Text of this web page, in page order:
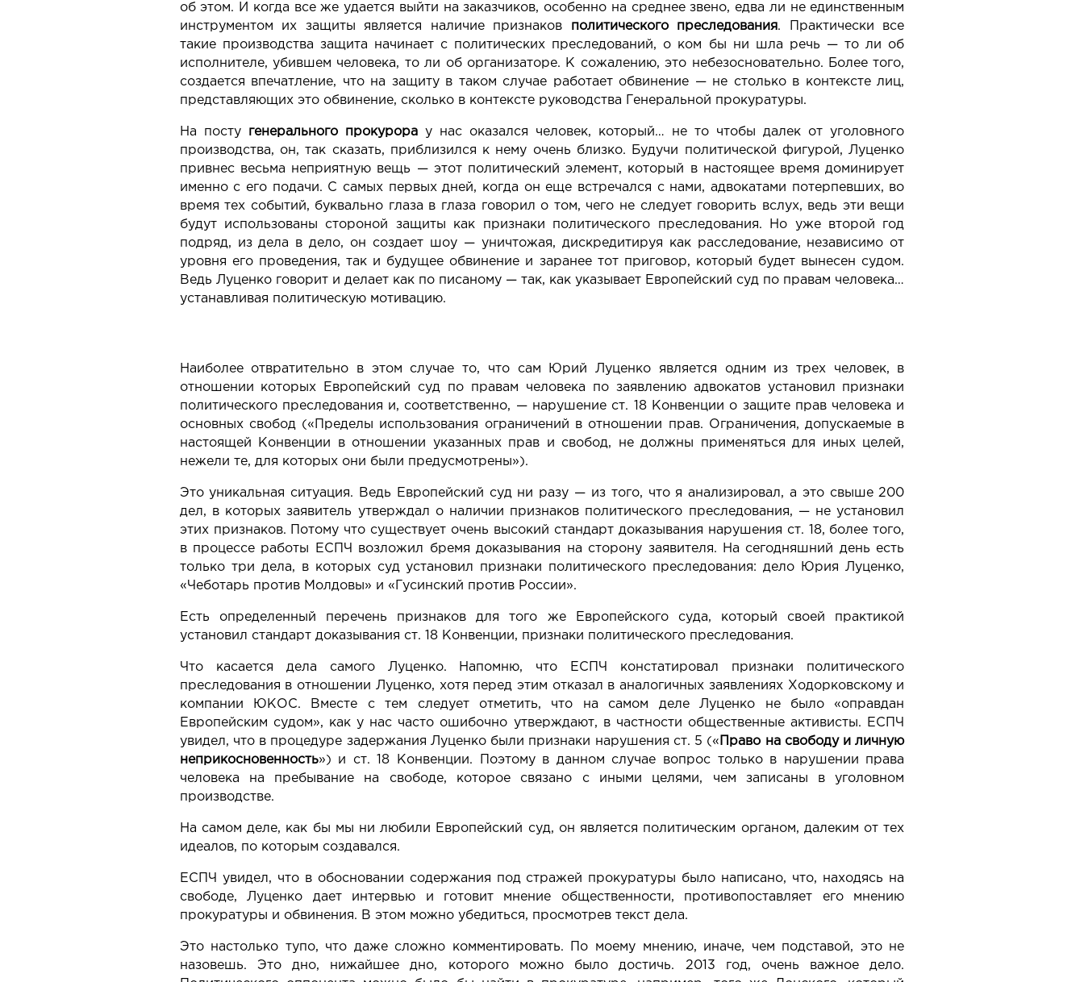
об этом. И когда все же удается выйти на заказчиков, особенно на среднее звено, едва ли не единственным
инструментом их защиты является наличие признаков политического преследования. Практически все
такие производства защита начинает с политических преследований, о ком бы ни шла речь — то ли об
исполнителе, убившем человека, то ли об организаторе. К сожалению, это небезосновательно. Более того,
создается впечатление, что на защиту в таком случае работает обвинение — не столько в контексте лиц,
представляющих это обвинение, сколько в контексте руководства Генеральной прокуратуры.
На посту генерального прокурорау нас оказался человек, который… не то чтобы далек от уголовного
производства, он, так сказать, приблизился к нему очень близко. Будучи политической фигурой, Луценко
привнес весьма неприятную вещь — этот политический элемент, который в настоящее время доминирует
именно с его подачи. С самых первых дней, когда он еще встречался с нами, адвокатами потерпевших, во
время тех событий, буквально глаза в глаза говорил о том, чего не следует говорить вслух, ведь эти вещи
будут использованы стороной защиты как признаки политического преследования. Но уже второй год
подряд, из дела в дело, он создает шоу — уничтожая, дискредитируя как расследование, независимо от
уровня его проведения, так и будущее обвинение и заранее тот приговор, который будет вынесен судом.
Ведь Луценко говорит и делает как по писаному — так, как указывает Европейский суд по правам человека…
устанавливая политическую мотивацию.
Наиболее отвратительно в этом случае то, что сам Юрий Луценко является одним из трех человек, в
отношении которых Европейский суд по правам человека по заявлению адвокатов установил признаки
политического преследования и, соответственно, — нарушение ст. 18 Конвенции о защите прав человека и
основных свобод («Пределы использования ограничений в отношении прав. Ограничения, допускаемые в
настоящей Конвенции в отношении указанных прав и свобод, не должны применяться для иных целей,
нежели те, для которых они были предусмотрены»).
Это уникальная ситуация. Ведь Европейский суд ни разу — из того, что я анализировал, а это свыше 200
дел, в которых заявитель утверждал о наличии признаков политического преследования, — не установил
этих признаков. Потому что существует очень высокий стандарт доказывания нарушения ст. 18, более того,
в процессе работы ЕСПЧ возложил бремя доказывания на сторону заявителя. На сегодняшний день есть
только три дела, в которых суд установил признаки политического преследования: дело Юрия Луценко,
«Чеботарь против Молдовы» и «Гусинский против России».
Есть определенный перечень признаков для того же Европейского суда, который своей практикой
установил стандарт доказывания ст. 18 Конвенции, признаки политического преследования.
Что касается дела самого Луценко. Напомню, что ЕСПЧ констатировал признаки политического
преследования в отношении Луценко, хотя перед этим отказал в аналогичных заявлениях Ходорковскому и
компании ЮКОС. Вместе с тем следует отметить, что на самом деле Луценко не было «оправдан
Европейским судом», как у нас часто ошибочно утверждают, в частности общественные активисты. ЕСПЧ
увидел, что в процедуре задержания Луценко были признаки нарушения ст. 5 (« Право на свободу и личную
неприкосновенность») и ст. 18 Конвенции. Поэтому в данном случае вопрос только в нарушении права
человека на пребывание на свободе, которое связано с иными целями, чем записаны в уголовном
производстве.
На самом деле, как бы мы ни любили Европейский суд, он является политическим органом, далеким от тех
идеалов, по которым создавался.
ЕСПЧ увидел, что в обосновании содержания под стражей прокуратуры было написано, что, находясь на
свободе, Луценко дает интервью и готовит мнение общественности, противопоставляет его мнению
прокуратуры и обвинения. В этом можно убедиться, просмотрев текст дела.
Это настолько тупо, что даже сложно комментировать. По моему мнению, иначе, чем подставой, это не
назовешь. Это дно, нижайшее дно, которого можно было достичь. 2013 год, очень важное дело.